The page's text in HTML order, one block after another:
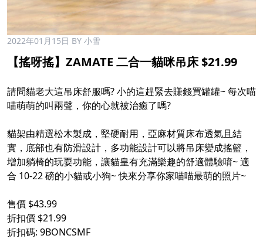
2022年01月15日 BY 小雪
【搖呀搖】ZAMATE 二合一貓咪吊床 $21.99
請問貓老大這吊床舒服嗎? 小的這趕緊去賺錢買罐罐~ 每次喵
喵萌萌的叫兩聲，你的心就被治癒了嗎?
貓架由精選松木製成，堅硬耐用，亞麻材質床布透氣且結
實，底部也有防滑設計，多功能設計可以將吊床變成搖籃，
增加躺椅的玩耍功能，讓貓皇有充滿樂趣的舒適體驗唷~ 適
合 10-22 磅的小貓或小狗~ 快來分享你家喵喵最萌的照片~
售價 $43.99
折扣價 $21.99
折扣碼: 9BONCSMF